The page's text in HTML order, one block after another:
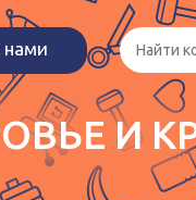
нами
И